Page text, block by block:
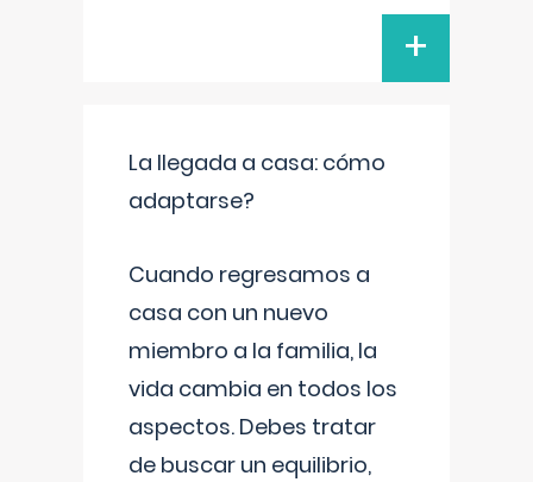
+
La llegada a casa: cómo
adaptarse?
Cuando regresamos a
casa con un nuevo
miembro a la familia, la
vida cambia en todos los
aspectos. Debes tratar
de buscar un equilibrio,